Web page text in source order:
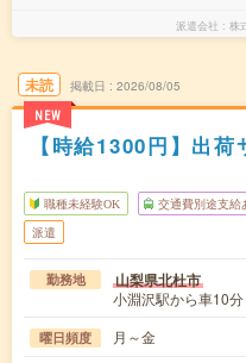
派遣会社 株
未読
NEW
掲載日 2026/08/05
【時給1300円】出
職種未経験OK 交通費別途支給
派遣
勤務地 山梨県北杜市
小淵沢駅から車10分
曜日頻度 月～金